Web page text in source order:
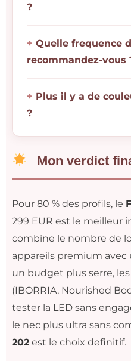
?
Quelle frequence
recommandez-vous
Plus il y a de
?
Mon verdict
Pour 80 % des profils, le
299 EUR est le meilleur
combine le nombre de
appareils premium avec
un budget plus serre,
(IBORRIA, Nourished
tester la LED sans
le nec plus ultra sans
202 est le choix definitif.